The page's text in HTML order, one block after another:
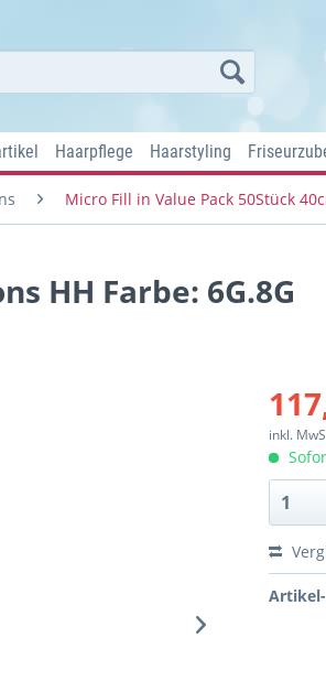
Haarpflege Haarstyling
Micro Fill in Value Pack 50Stück
HH Farbe: 6G.8G
inkl.